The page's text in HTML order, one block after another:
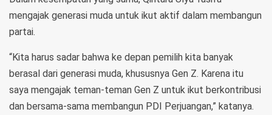
mengajak generasi muda untuk ikut aktif dalam membangun
partai.
“Kita harus sadar bahwa ke depan pemilih kita banyak
berasal dari generasi muda, khususnya Gen Z. Karena itu
saya mengajak teman-teman Gen Z untuk ikut berkontribusi
dan bersama-sama membangun PDI Perjuangan,” katanya.